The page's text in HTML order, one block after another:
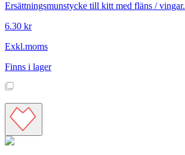
Ersättningsmunstycke till kitt med fläns / vingar.
6.30 kr
Exkl.moms
Finns i lager